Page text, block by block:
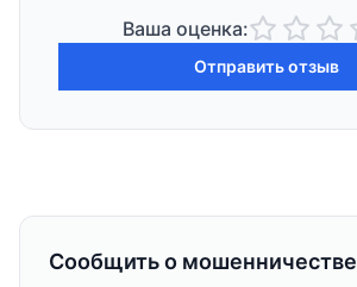
Ваша оценка:
Отправить отзыв
Сообщить о мошенничестве